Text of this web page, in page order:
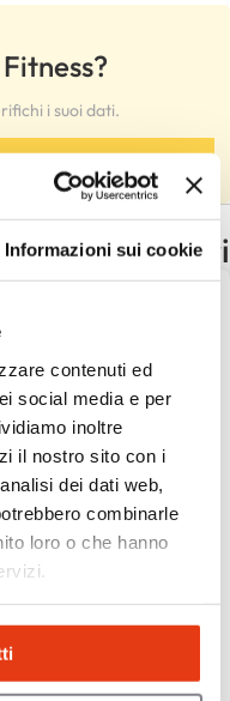
Informazioni sui cookie
contenuti ed
social media e per
inoltre
il nostro sito con i
dei dati web,
combinarle
loro o che hanno
i suoi dati.
stessi criteri